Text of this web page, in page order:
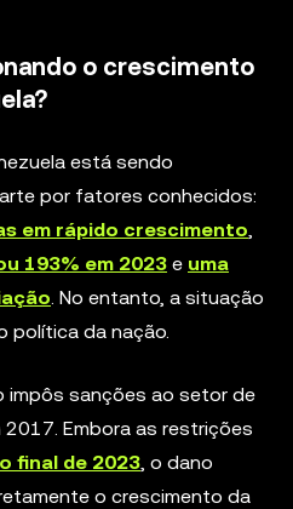
o crescimento
está sendo
por fatores conhecidos:
em rápido crescimento,
193% em 2023 e uma
. No entanto, a situação
política da nação.
impôs sanções ao setor de
Embora as restrições
final de 2023, o dano
o crescimento da